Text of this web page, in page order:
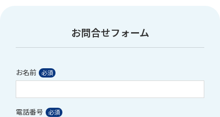
お問合せフォーム
お名前
電話番号